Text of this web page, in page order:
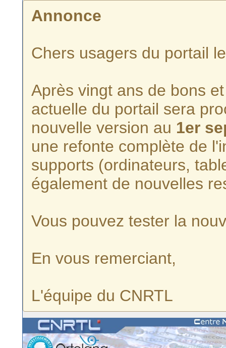
Annonce
Chers usagers du portail
Après vingt ans de bons
actuelle du portail sera
nouvelle version au 1er
une refonte complète de
supports (ordinateurs,
également de nouvelles
Vous pouvez tester la
En vous remerciant,
L'équipe du CNRTL